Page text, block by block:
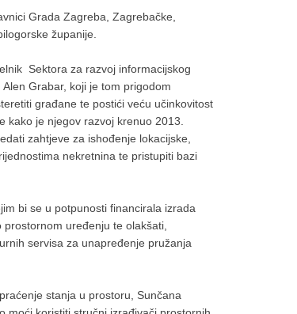
Grada Zagreba, Zagrebačke,
županije.
Sektora za razvoj informacijskog
Grabar, koji je tom prigodom
građane te postići veću učinkovitost
kako je njegov razvoj krenuo 2013.
zahtjeve za ishođenje lokacijske,
nekretnina te pristupiti bazi
bi se u potpunosti financirala izrada
uređenju te olakšati,
servisa za unapređenje pružanja
stanja u prostoru, Sunčana